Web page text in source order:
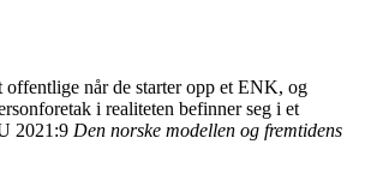
når de starter opp et ENK, og
i realiteten befinner seg i et
2021:9 Den norske modellen og fremtidens